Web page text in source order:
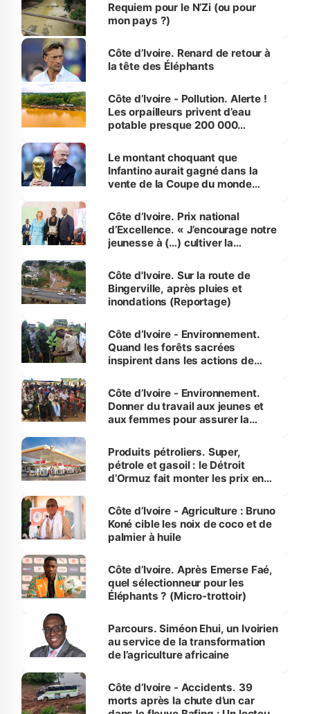
Requiem pour le N’Zi (ou pour
mon pays ?)
Côte d’Ivoire. Renard de retour à
la tête des Éléphants
Côte d’Ivoire - Pollution. Alerte !
Les orpailleurs privent d’eau
potable presque 200 000
Le montant choquant que
Infantino aurait gagné dans la
vente de la Coupe du monde
Côte d’Ivoire. Prix national
d’Excellence. « J’encourage notre
jeunesse à (…) cultiver la
(Alassane Ouattara
Côte d'Ivoire. Sur la route de
Bingerville, après pluies et
inondations (Reportage)
Côte d’Ivoire - Environnement.
Quand les forêts sacrées
inspirent dans les actions de
Côte d’Ivoire - Environnement.
Donner du travail aux jeunes et
aux femmes pour assurer la
menacées
Produits pétroliers. Super,
pétrole et gasoil : le Détroit
d’Ormuz fait monter les prix en
Côte d’Ivoire - Agriculture : Bruno
Koné cible les noix de coco et de
palmier à huile
Côte d’Ivoire. Après Emerse Faé,
quel sélectionneur pour les
Éléphants ? (Micro-trottoir)
Parcours. Siméon Ehui, un Ivoirien
au service de la transformation
de l’agriculture africaine
Côte d’Ivoire - Accidents. 39
morts après la chute d’un car